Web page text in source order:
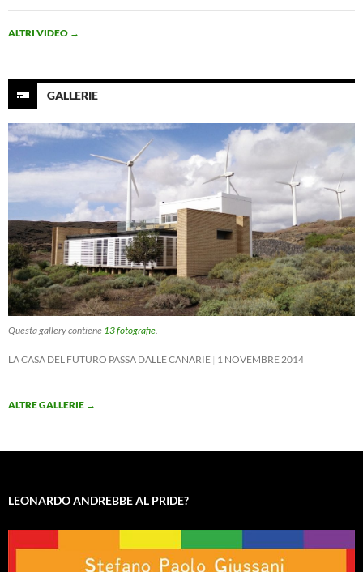
ALTRI VIDEO →
GALLERIE
Questa gallery contiene 13 fotografie.
LA CASA DEL FUTURO PASSA DALLE CANARIE 1 NOVEMBRE 2014
ALTRE GALLERIE →
LEONARDO ANDREBBE AL PRIDE?